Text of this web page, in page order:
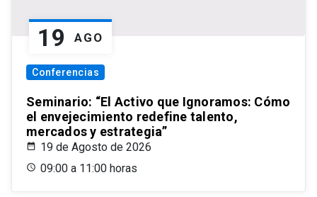
19 AGO
Conferencias
Seminario: “El Activo que Ignoramos: Cómo
el envejecimiento redefine talento,
mercados y estrategia”
19 de Agosto de 2026
09:00 a 11:00 horas